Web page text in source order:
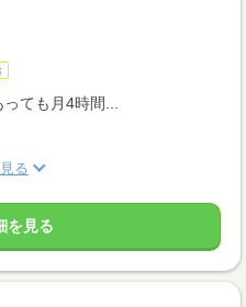
ても月4時間...
る
を見る